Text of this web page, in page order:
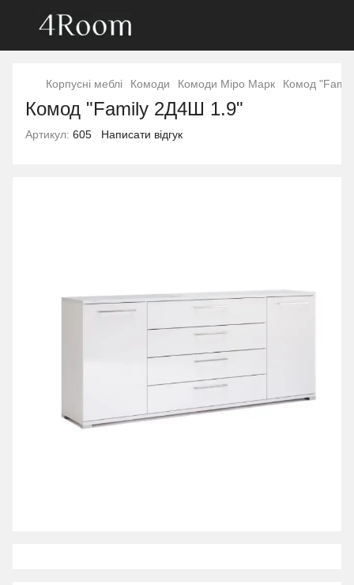
Корпусні меблі Комоди Комоди Міро Марк Комод
Комод "Family 2Д4Ш 1.9"
Артикул: 605 Написати відгук